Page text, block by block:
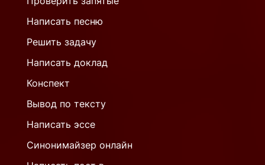
Написать песню
Решить задачу
Написать доклад
Конспект
Вывод по тексту
Написать эссе
Синонимайзер онлайн